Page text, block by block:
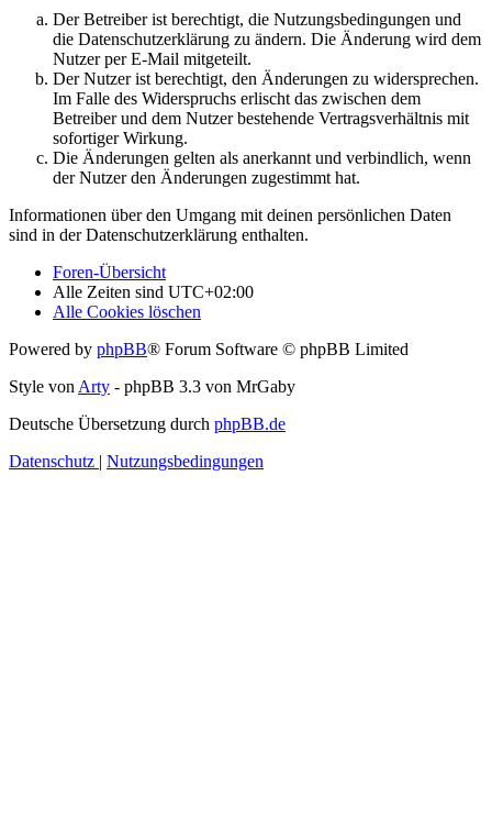
Der Betreiber ist berechtigt, die Nutzungsbedingungen und
die Datenschutzerklärung zu ändern. Die Änderung wird dem
Nutzer per E-Mail mitgeteilt.
Der Nutzer ist berechtigt, den Änderungen zu widersprechen.
Im Falle des Widerspruchs erlischt das zwischen dem
Betreiber und dem Nutzer bestehende Vertragsverhältnis mit
sofortiger Wirkung.
Die Änderungen gelten als anerkannt und verbindlich, wenn
der Nutzer den Änderungen zugestimmt hat.
Informationen über den Umgang mit deinen persönlichen Daten
sind in der Datenschutzerklärung enthalten.
Foren-Übersicht
Alle Zeiten sind UTC+02:00
Alle Cookies löschen
Powered by phpBB® Forum Software © phpBB Limited
Style von Arty - phpBB 3.3 von MrGaby
Deutsche Übersetzung durch phpBB.de
Datenschutz | Nutzungsbedingungen